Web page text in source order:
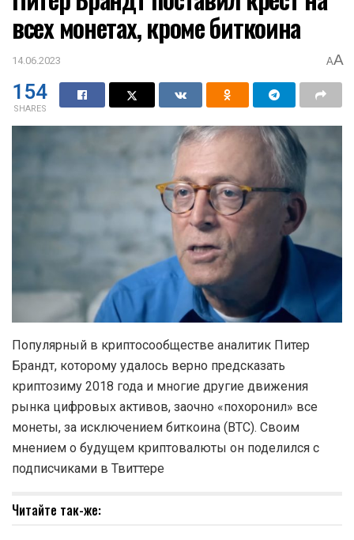
всех монетах, кроме биткоина
14.06.2023 AA
154
SHARES
Популярный в криптосообществе аналитик Питер
Брандт, которому удалось верно предсказать
криптозиму 2018 года и многие другие движения
рынка цифровых активов, заочно «похоронил» все
монеты, за исключением биткоина (BTC). Своим
мнением о будущем криптовалюты он поделился с
подписчиками в Твиттере
Читайте так-же: